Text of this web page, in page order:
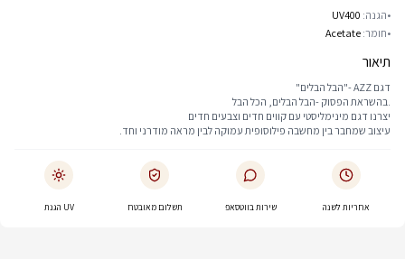
•הגנה: UV400
•חומר: Acetate
תיאור
דגם AZZ -"הבל הבלים"
.בהשראת הפסוק -הבל הבלים, הכל הבל
יצרנו דגם מינימליסטי עם קווים חדים וצבעים חדים
עיצוב שמחבר בין מחשבה פילוסופית עמוקה לבין מראה מודרני וחד.
אחריות לשנה שירות בווטסאפ תשלום מאובטח UV הגנת